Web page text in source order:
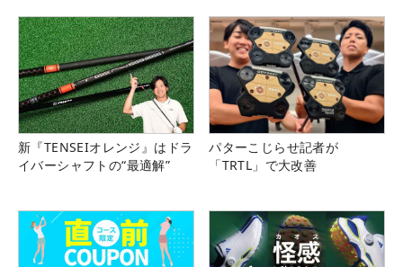
新『TENSEIオレンジ』はドラ
イバーシャフトの“最適解”
パターこじらせ記者が
「TRTL」で大改善